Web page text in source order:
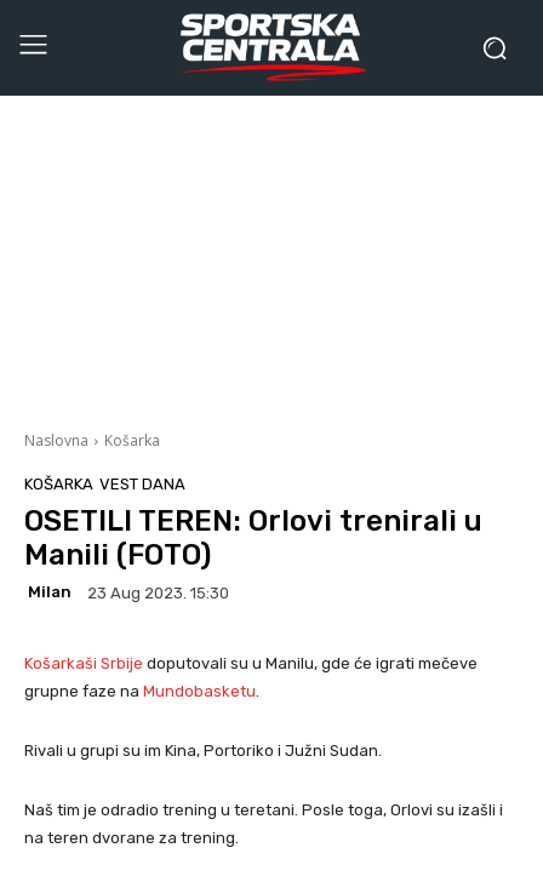
Naslovna Košarka
KOŠARKA VEST DANA
OSETILI TEREN: Orlovi trenirali u
Manili (FOTO)
Milan 23 Aug 2023. 15:30
Košarkaši Srbije doputovali su u Manilu, gde će igrati mečeve
grupne faze na Mundobasketu
Rivali u grupi su im Kina, Portoriko i Južni Sudan.
Naš tim je odradio trening u teretani. Posle toga, Orlovi su izašli i
na teren dvorane za trening.